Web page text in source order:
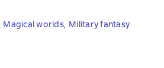
Magical worlds, Military fantasy